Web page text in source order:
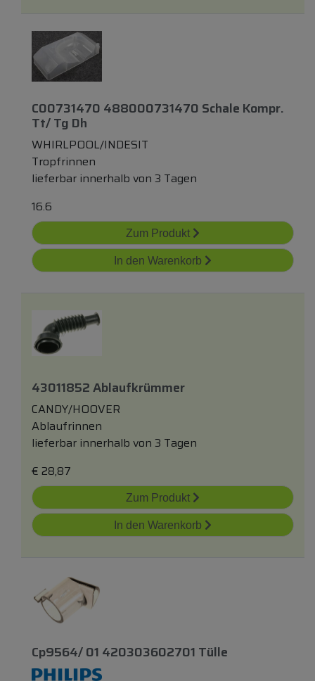
C00731470 488000731470 Schale Kompr.
Tt/ Tg Dh
WHIRLPOOL/INDESIT
Tropfrinnen
lieferbar innerhalb von 3 Tagen
16.6
Zum Produkt
In den Warenkorb
43011852 Ablaufkrümmer
CANDY/HOOVER
Ablaufrinnen
lieferbar innerhalb von 3 Tagen
€ 28,87
Zum Produkt
In den Warenkorb
Cp9564/ 01 420303602701 Tülle